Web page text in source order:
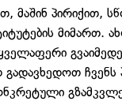
მაშინ პირიქით,
მიმართ.
გადავხედოთ